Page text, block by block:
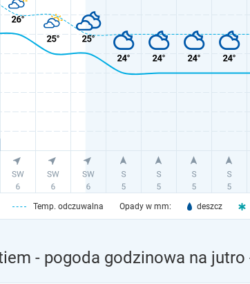
Temp. odczuwalna Opady w mm: deszcz
- pogoda godzinowa na jutro